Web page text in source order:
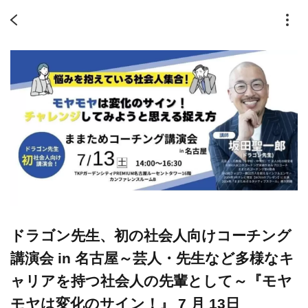
ドラゴン先生、初の社会人向けコーチング
講演会 in 名古屋～芸人・先生など多様なキ
ャリアを持つ社会人の先輩として～『モヤ
モヤは変化のサイン！』 7 月 13日